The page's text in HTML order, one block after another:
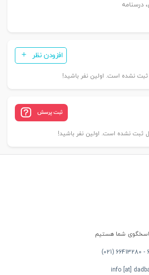
درسنامه
افزودن نظر
نشده است. اولین نفر باشید!
ثبت پرسش
نشده است. اولین نفر باشید!
info [at]